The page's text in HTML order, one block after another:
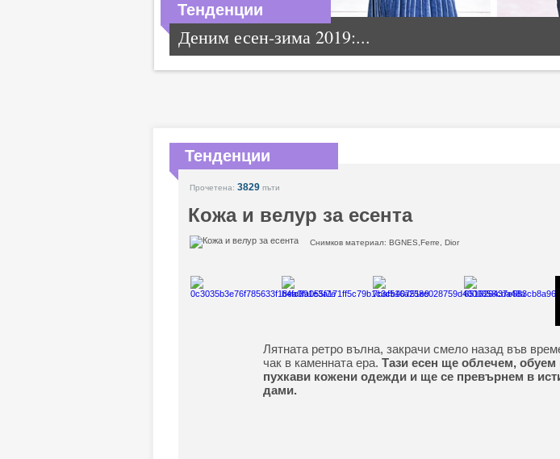
Тенденции
Деним есен-зима 2019:...
Тенденции
Прочетена: 3829пъти
Кожа и велур за есента
Снимков материал: BGNES,Ferre, Dior
Лятната ретро вълна, закрачи смело назад във
чак в каменната ера. Тази есен ще облечем,
пухкави кожени одежди и ще се превърнем в
дами.